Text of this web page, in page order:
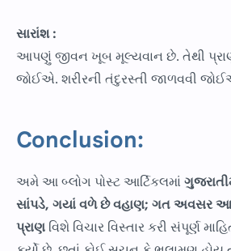
સારાંશ :
આપણું જીવન ખૂબ મૂલ્યવાન છે. તેથી
જોઈએ. શરીરની તંદુરસ્તી જાળવવી
Conclusion:
અમે આ બ્લોગ પોસ્ટ આર્ટિકલમાં
સાંપડે, ગયાં વળે છે વહાણ; ગત અવસર
પ્રાણ વિશે વિચાર વિસ્તાર કરી સંપૂર્ણ